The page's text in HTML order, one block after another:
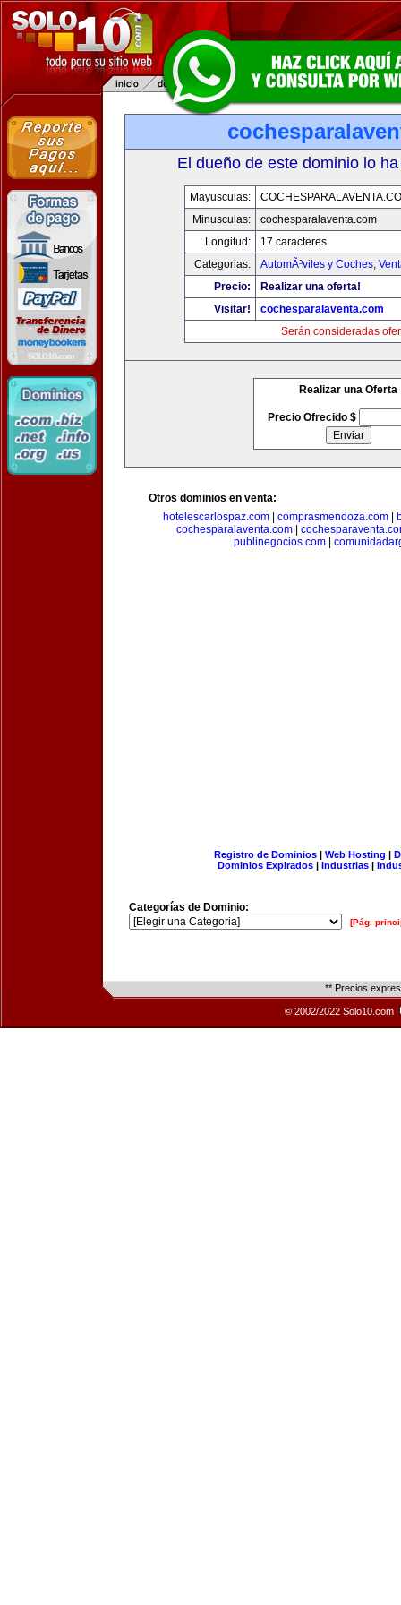
El dueño de este dominio lo
Mayusculas:
Minusculas:
cochesparalaventa.com
Longitud:
17 caracteres
Categorias:
AutomÃ³viles y Coches,
Precio:
Realizar una oferta!
Visitar!
cochesparalaventa.com
Serán consideradas
Realizar una Oferta
Precio Ofrecido $
Otros dominios en venta:
hotelescarlospaz.com| comprasmendoza.com|
cochesparalaventa.com
publinegocios.com|
Registro de Dominios| Web Hosting |
Dominios Expirados | Industrias |
Categorías de Dominio:
[Pág.
** Precios
© 2002/2022 Solo10.com